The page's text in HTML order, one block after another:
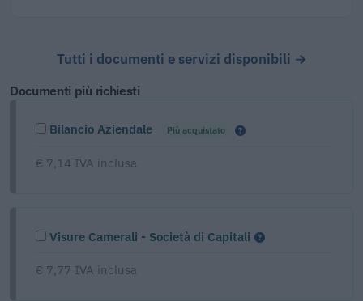
Tutti i documenti e servizi disponibili →
Documenti più richiesti
Bilancio Aziendale Più acquistato
€ 7,14 IVA inclusa
Visure Camerali - Società di Capitali
€ 7,77 IVA inclusa